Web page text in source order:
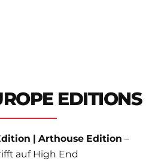
EDITIONS
| Arthouse Edition –
auf High End